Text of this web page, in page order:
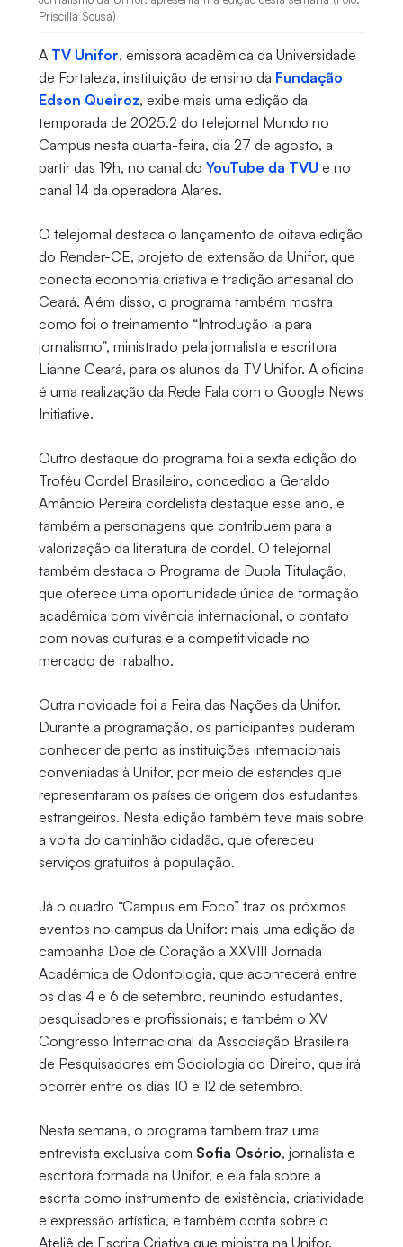
Priscilla Sousa)
A TV Unifor, emissora acadêmica da Universidade
de Fortaleza, instituição de ensino da Fundação
Edson Queiroz, exibe mais uma edição da
temporada de 2025.2 do telejornal Mundo no
Campus nesta quarta-feira, dia 27 de agosto, a
partir das 19h, no canal do YouTube da TVU e no
canal 14 da operadora Alares.
O telejornal destaca o lançamento da oitava edição
do Render-CE, projeto de extensão da Unifor, que
conecta economia criativa e tradição artesanal do
Ceará. Além disso, o programa também mostra
como foi o treinamento “Introdução ia para
jornalismo”, ministrado pela jornalista e escritora
Lianne Ceará, para os alunos da TV Unifor. A oficina
é uma realização da Rede Fala com o Google News
Initiative.
Outro destaque do programa foi a sexta edição do
Troféu Cordel Brasileiro, concedido a Geraldo
Amâncio Pereira cordelista destaque esse ano, e
também a personagens que contribuem para a
valorização da literatura de cordel. O telejornal
também destaca o Programa de Dupla Titulação,
que oferece uma oportunidade única de formação
acadêmica com vivência internacional, o contato
com novas culturas e a competitividade no
mercado de trabalho.
Outra novidade foi a Feira das Nações da Unifor.
Durante a programação, os participantes puderam
conhecer de perto as instituições internacionais
conveniadas à Unifor, por meio de estandes que
representaram os países de origem dos estudantes
estrangeiros. Nesta edição também teve mais sobre
a volta do caminhão cidadão, que ofereceu
serviços gratuitos à população.
Já o quadro “Campus em Foco” traz os próximos
eventos no campus da Unifor: mais uma edição da
campanha Doe de Coração a XXVIII Jornada
Acadêmica de Odontologia, que acontecerá entre
os dias 4 e 6 de setembro, reunindo estudantes,
pesquisadores e profissionais; e também o XV
Congresso Internacional da Associação Brasileira
de Pesquisadores em Sociologia do Direito, que irá
ocorrer entre os dias 10 e 12 de setembro.
Nesta semana, o programa também traz uma
entrevista exclusiva com Sofia Osório, jornalista e
escritora formada na Unifor, e ela fala sobre a
escrita como instrumento de existência, criatividade
e expressão artística, e também conta sobre o
Ateliê de Escrita Criativa que ministra na Unifor.